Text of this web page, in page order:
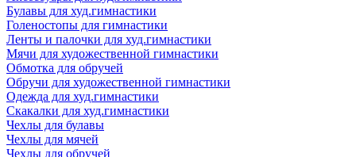
Булавы для худ.гимнастики
Голеностопы для гимнастики
Ленты и палочки для худ.гимнастики
Мячи для художественной гимнастики
Обмотка для обручей
Обручи для художественной гимнастики
Одежда для худ.гимнастики
Скакалки для худ.гимнастики
Чехлы для булавы
Чехлы для мячей
Чехлы для обручей